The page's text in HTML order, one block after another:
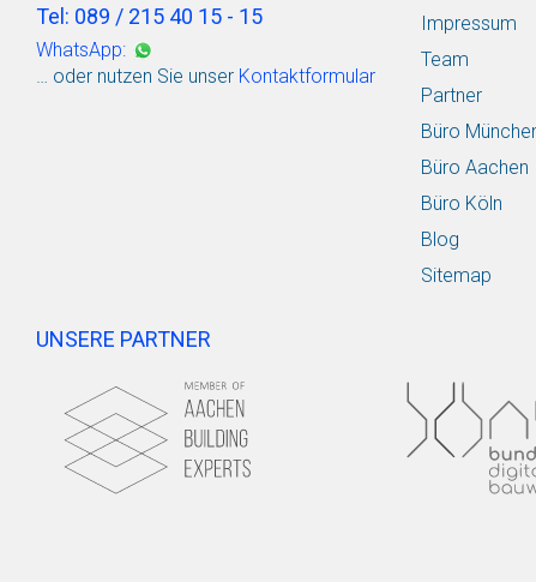
Tel: 089 / 215 40 15 - 15
WhatsApp:
… oder nutzen Sie unser Kontaktformular
Impressum
Team
Partner
Büro
Büro Aachen
Büro Köln
Blog
Sitemap
UNSERE PARTNER